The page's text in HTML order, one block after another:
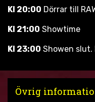
Kl 20:00 Dörrar till
Kl 21:00 Showtime
Kl 23:00 Showen
Övrig